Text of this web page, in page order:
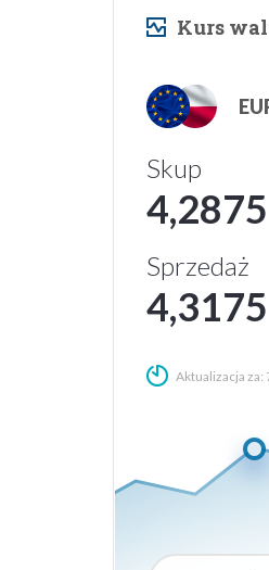
Skup
3,7181
Sprzedaż
3,7481